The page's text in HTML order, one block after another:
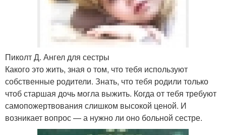
Пиколт Д. Ангел для сестры
Какого это жить, зная о том, что тебя используют
собственные родители. Знать, что тебя родили только
чтоб старшая дочь могла выжить. Когда от тебя требуют
самопожертвования слишком высокой ценой. И
возникает вопрос — а нужно ли оно больной сестре.